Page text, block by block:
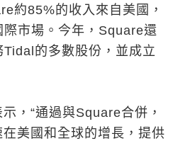
約85%的收入來自美國，
市場。今年，Square還
的多數股份，並成立
，“通過與Square合併，
美國和全球的增長，提供